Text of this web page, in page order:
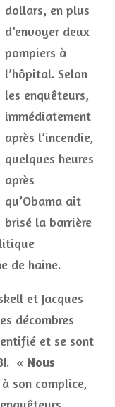
dollars, en plus
d’envoyer deux
pompiers à
l’hôpital. Selon
les enquêteurs,
immédiatement
après l’incendie,
quelques heures
après
qu’Obama ait
brisé la barrière
de haine.
et Jacques
décombres
et se sont
« Nous
son complice,